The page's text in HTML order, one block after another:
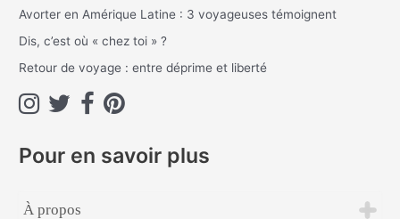
h
Avorter en Amérique Latine : 3 voyageuses témoignent
Dis, c’est où « chez toi » ?
Retour de voyage : entre déprime et liberté
Pour en savoir plus
À propos